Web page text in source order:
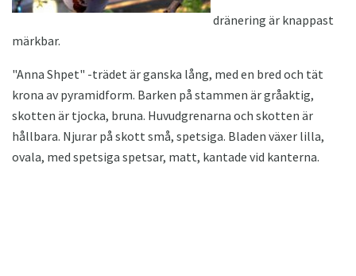
dränering är knappast
märkbar.
"Anna Shpet" -trädet är ganska lång, med en bred och tät
krona av pyramidform. Barken på stammen är gråaktig,
skotten är tjocka, bruna. Huvudgrenarna och skotten är
hållbara. Njurar på skott små, spetsiga. Bladen växer lilla,
ovala, med spetsiga spetsar, matt, kantade vid kanterna.